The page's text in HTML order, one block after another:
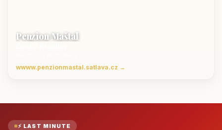
Penzion Maštal
wwww.penzionmastal.satlava.cz →
⚡ LAST MINUTE